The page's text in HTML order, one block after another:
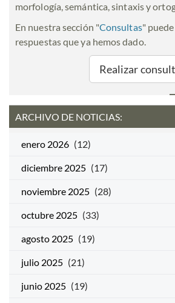
morfología, semántica, sintaxis y
En nuestra sección "Consultas"
respuestas que ya hemos dado.
Realizar
ARCHIVO DE NOTICIAS:
enero 2026 (12)
diciembre 2025 (17)
noviembre 2025 (28)
octubre 2025 (33)
agosto 2025 (19)
julio 2025 (21)
junio 2025 (19)